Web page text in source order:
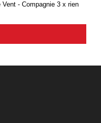
- Compagnie 3 x rien